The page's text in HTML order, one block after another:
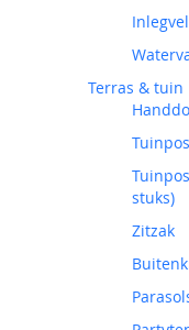
Terras & tuin
stuks)
Zitzak